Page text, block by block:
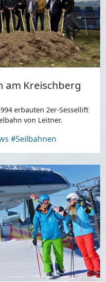
am Kreischberg
erbauten 2er-Sessellift
von Leitner.
#Seilbahnen